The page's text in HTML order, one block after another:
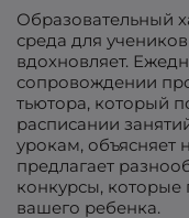
Образовательный
среда для
вдохновляет.
сопровождении
тьютора, который
расписании
урокам, объясняет
предлагает
конкурсы, которые
вашего ребенка.